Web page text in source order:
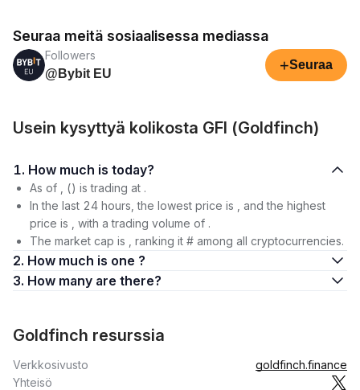
Seuraa meitä sosiaalisessa mediassa
Followers
@Bybit EU
+Seuraa
Usein kysyttyä kolikosta GFI (Goldfinch)
1. How much is today?
As of , () is trading at .
In the last 24 hours, the lowest price is , and the highest
price is , with a trading volume of .
The market cap is , ranking it # among all cryptocurrencies.
2. How much is one ?
3. How many are there?
Goldfinch resurssia
Verkkosivusto
goldfinch.finance
Yhteisö